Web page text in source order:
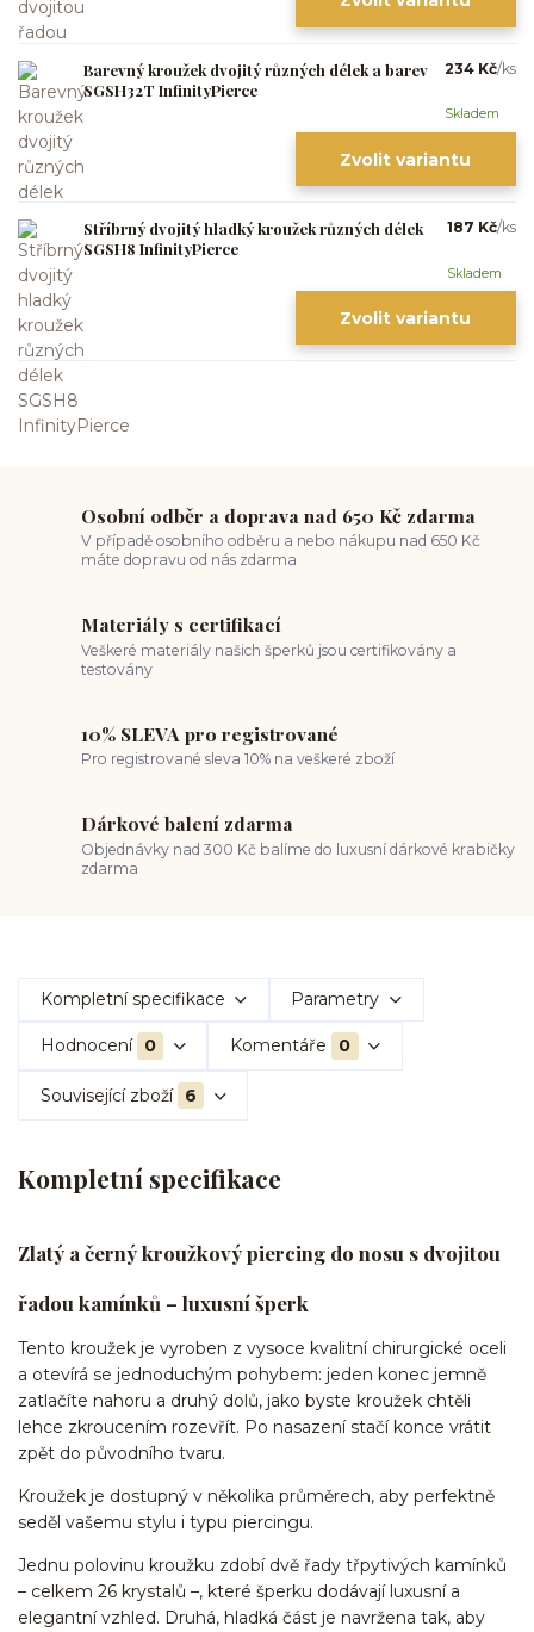
Barevný kroužek dvojitý různých délek a barev
SGSH32T InfinityPierce
234 Kč/ks
Skladem
Zvolit variantu
Stříbrný dvojitý hladký kroužek různých délek
SGSH8 InfinityPierce
187 Kč/ks
Skladem
Zvolit variantu
Osobní odběr a doprava nad 650 Kč zdarma
V případě osobního odběru a nebo nákupu nad 650 Kč
máte dopravu od nás zdarma
Materiály s certifikací
Veškeré materiály našich šperků jsou certifikovány a
testovány
10% SLEVA pro registrované
Pro registrované sleva 10% na veškeré zboží
Dárkové balení zdarma
Objednávky nad 300 Kč balíme do luxusní dárkové krabičky
zdarma
Kompletní specifikace Parametry
Hodnocení 0 Komentáře 0
Související zboží 6
Kompletní specifikace
Zlatý a černý kroužkový piercing do nosu s dvojitou
řadou kamínků – luxusní šperk
Tento kroužek je vyroben z vysoce kvalitní chirurgické oceli
a otevírá se jednoduchým pohybem: jeden konec jemně
zatlačíte nahoru a druhý dolů, jako byste kroužek chtěli
lehce zkroucením rozevřít. Po nasazení stačí konce vrátit
zpět do původního tvaru.
Kroužek je dostupný v několika průměrech, aby perfektně
seděl vašemu stylu i typu piercingu.
Jednu polovinu kroužku zdobí dvě řady třpytivých kamínků
– celkem 26 krystalů –, které šperku dodávají luxusní a
elegantní vzhled. Druhá, hladká část je navržena tak, aby